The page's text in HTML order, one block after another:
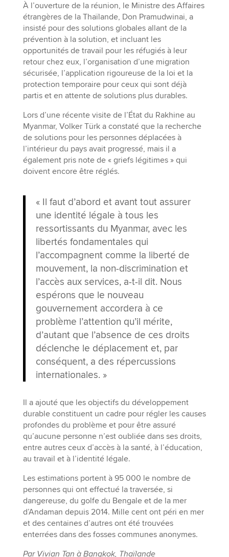
À l’ouverture de la réunion, le Ministre des Affaires
étrangères de la Thaïlande, Don Pramudwinai, a
insisté pour des solutions globales allant de la
prévention à la solution, et incluant les
opportunités de travail pour les réfugiés à leur
retour chez eux, l’organisation d’une migration
sécurisée, l’application rigoureuse de la loi et la
protection temporaire pour ceux qui sont déjà
partis et en attente de solutions plus durables.
Lors d’une récente visite de l’État du Rakhine au
Myanmar, Volker Türk a constaté que la recherche
de solutions pour les personnes déplacées à
l’intérieur du pays avait progressé, mais il a
également pris note de « griefs légitimes » qui
doivent encore être réglés.
« Il faut d’abord et avant tout assurer
une identité légale à tous les
ressortissants du Myanmar, avec les
libertés fondamentales qui
l’accompagnent comme la liberté de
mouvement, la non-discrimination et
l’accès aux services, a-t-il dit. Nous
espérons que le nouveau
gouvernement accordera à ce
problème l’attention qu’il mérite,
d’autant que l’absence de ces droits
déclenche le déplacement et, par
conséquent, a des répercussions
internationales. »
Il a ajouté que les objectifs du développement
durable constituent un cadre pour régler les causes
profondes du problème et pour être assuré
qu’aucune personne n’est oubliée dans ses droits,
entre autres ceux d’accès à la santé, à l’éducation,
au travail et à l’identité légale.
Les estimations portent à 95 000 le nombre de
personnes qui ont effectué la traversée, si
dangereuse, du golfe du Bengale et de la mer
d’Andaman depuis 2014. Mille cent ont péri en mer
et des centaines d’autres ont été trouvées
enterrées dans des fosses communes anonymes.
Par Vivian Tan à Bangkok, Thaïlande